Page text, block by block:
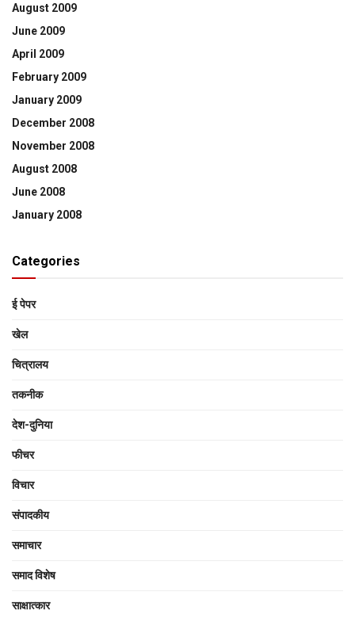
August 2009
June 2009
April 2009
February 2009
January 2009
December 2008
November 2008
August 2008
June 2008
January 2008
Categories
ई पेपर
खेल
चित्रालय
तकनीक
देश-दुनिया
फीचर
विचार
संपादकीय
समाचार
समाद विशेष
साक्षात्‍कार